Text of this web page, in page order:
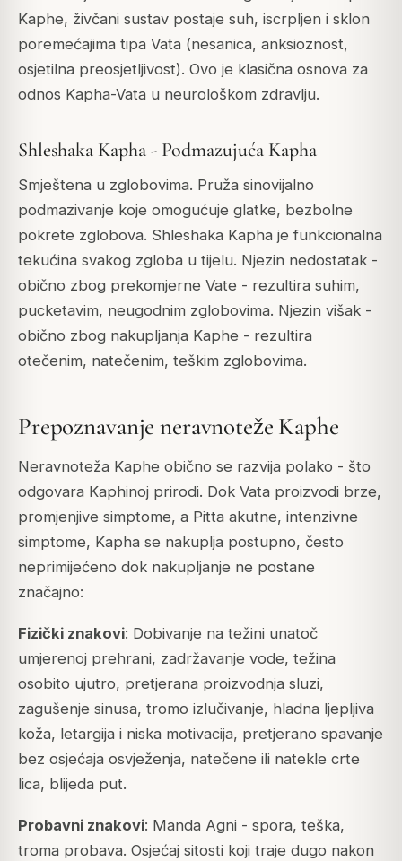
Kaphe, živčani sustav postaje suh, iscrpljen i sklon
poremećajima tipa Vata (nesanica, anksioznost,
osjetilna preosjetljivost). Ovo je klasična osnova za
odnos Kapha-Vata u neurološkom zdravlju.
Shleshaka Kapha - Podmazujuća Kapha
Smještena u zglobovima. Pruža sinovijalno
podmazivanje koje omogućuje glatke, bezbolne
pokrete zglobova. Shleshaka Kapha je funkcionalna
tekućina svakog zgloba u tijelu. Njezin nedostatak -
obično zbog prekomjerne Vate - rezultira suhim,
pucketavim, neugodnim zglobovima. Njezin višak -
obično zbog nakupljanja Kaphe - rezultira
otečenim, natečenim, teškim zglobovima.
Prepoznavanje neravnoteže Kaphe
Neravnoteža Kaphe obično se razvija polako - što
odgovara Kaphinoj prirodi. Dok Vata proizvodi brze,
promjenjive simptome, a Pitta akutne, intenzivne
simptome, Kapha se nakuplja postupno, često
neprimijećeno dok nakupljanje ne postane
značajno:
Fizički znakovi: Dobivanje na težini unatoč
umjerenoj prehrani, zadržavanje vode, težina
osobito ujutro, pretjerana proizvodnja sluzi,
zagušenje sinusa, tromo izlučivanje, hladna ljepljiva
koža, letargija i niska motivacija, pretjerano spavanje
bez osjećaja osvježenja, natečene ili natekle crte
lica, blijeda put.
Probavni znakovi: Manda Agni - spora, teška,
troma probava. Osjećaj sitosti koji traje dugo nakon